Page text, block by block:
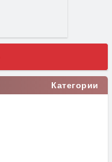
Категории